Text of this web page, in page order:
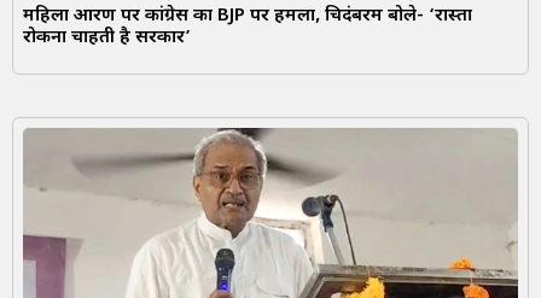
महिला आरक्षण पर कांग्रेस का BJP पर हमला, चिदंबरम बोले- ‘रास्ता
रोकना चाहती है सरकार’